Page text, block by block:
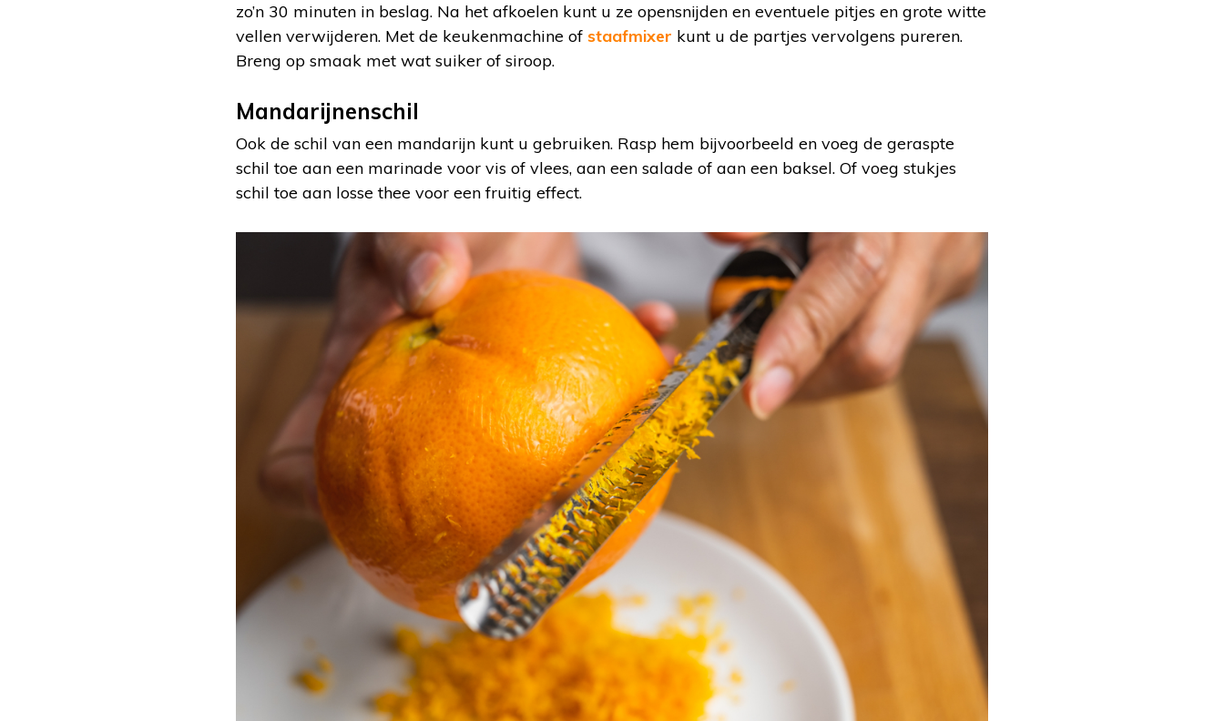
zo’n 30 minuten in beslag. Na het afkoelen kunt u ze opensnijden en eventuele pitjes en grote witte
vellen verwijderen. Met de keukenmachine of staafmixer kunt u de partjes vervolgens pureren.
Breng op smaak met wat suiker of siroop.
Mandarijnenschil
Ook de schil van een mandarijn kunt u gebruiken. Rasp hem bijvoorbeeld en voeg de geraspte
schil toe aan een marinade voor vis of vlees, aan een salade of aan een baksel. Of voeg stukjes
schil toe aan losse thee voor een fruitig effect.